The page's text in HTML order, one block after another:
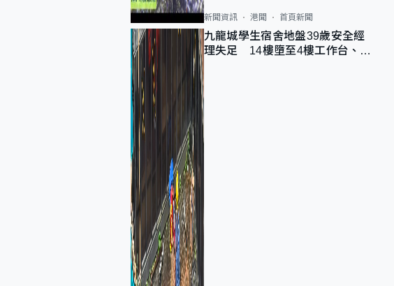
新聞資訊 港聞 首頁新聞
九龍城學生宿舍地盤39歲安全經
理失足 14樓墮至4樓工作台、送